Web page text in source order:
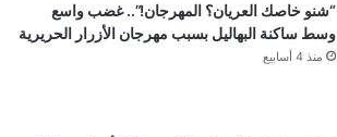
“شنو خاصك العريان؟ المهرجان!”.. غضب واسع
وسط ساكنة البهاليل بسبب مهرجان الأزرار الحريرية
منذ 4 أسابيع